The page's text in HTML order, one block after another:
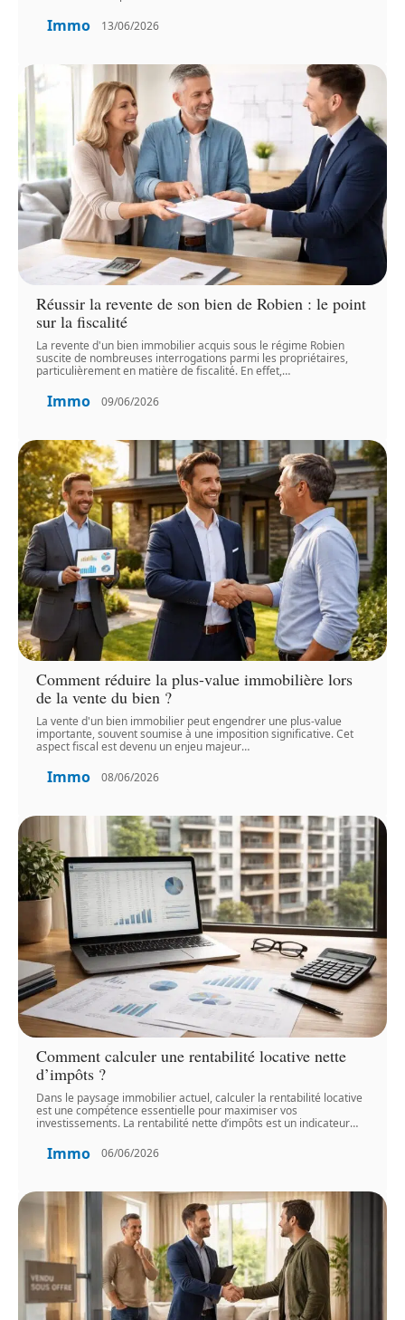
Immo 13/06/2026
Réussir la revente de son bien de Robien : le point
sur la fiscalité
La revente d'un bien immobilier acquis sous le régime Robien
suscite de nombreuses interrogations parmi les propriétaires,
particulièrement en matière de fiscalité. En effet,…
Immo 09/06/2026
Comment réduire la plus-value immobilière lors
de la vente du bien ?
La vente d'un bien immobilier peut engendrer une plus-value
importante, souvent soumise à une imposition significative. Cet
aspect fiscal est devenu un enjeu majeur…
Immo 08/06/2026
Comment calculer une rentabilité locative nette
d’impôts ?
Dans le paysage immobilier actuel, calculer la rentabilité locative
est une compétence essentielle pour maximiser vos
investissements. La rentabilité nette d’impôts est un indicateur…
Immo 06/06/2026